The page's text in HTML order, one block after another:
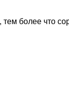
тем более что